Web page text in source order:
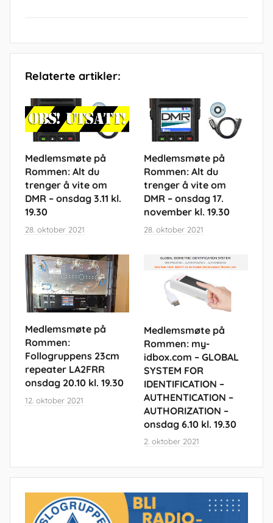
Relaterte artikler:
Medlemsmøte på
Rommen: Alt du
trenger å vite om
DMR – onsdag 3.11 kl.
19.30
28. oktober 2021
Medlemsmøte på
Rommen: Alt du
trenger å vite om
DMR – onsdag 17.
november kl. 19.30
28. oktober 2021
Medlemsmøte på
Rommen:
Follogruppens 23cm
repeater LA2FRR
onsdag 20.10 kl. 19.30
12. oktober 2021
Medlemsmøte på
Rommen: my-
idbox.com – GLOBAL
SYSTEM FOR
IDENTIFICATION –
AUTHENTICATION –
AUTHORIZATION –
onsdag 6.10 kl. 19.30
2. oktober 2021